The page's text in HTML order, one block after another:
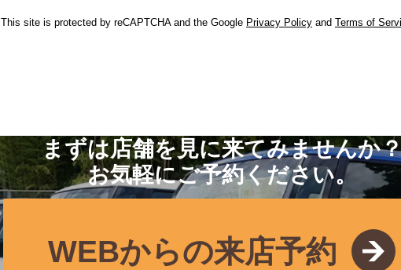
This site is protected by reCAPTCHA and the Google Privacy Policy and Terms of
まずは店舗を見に来てみませんか
お気軽にご予約ください。
WEBからの来店予約